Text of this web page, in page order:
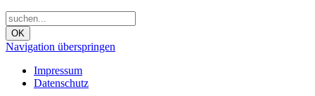
OK
Navigation überspringen
Impressum
Datenschutz